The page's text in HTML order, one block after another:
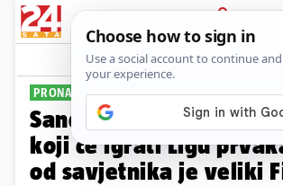
PRIJAVA
Sport
PRONAŠAO NOVI POSAO
Sandro Perković
koji će igrati Ligu
od savjetnika je veliki